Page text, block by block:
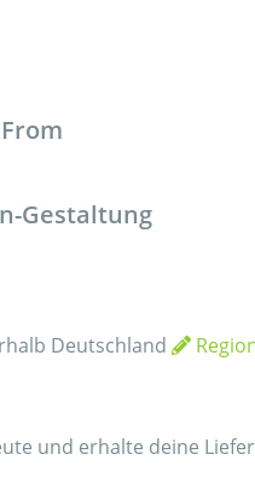
Gestaltung
Deutschland
und erhalte deine